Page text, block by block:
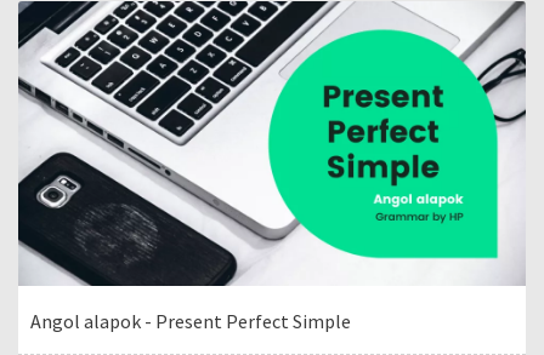
Angol alapok - Present Perfect Simple